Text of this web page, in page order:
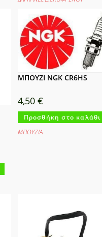
ΜΠΟΥΖΙ NGK CR6HS
4,50 €
Προσθήκη στο καλάθι
ΜΠΟΥΖΙA